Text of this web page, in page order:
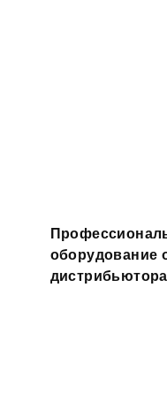
оборудование
дистрибьютора